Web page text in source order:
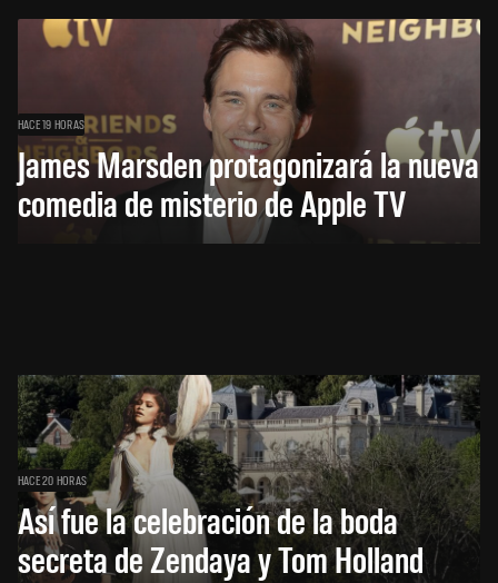
HACE 19 HORAS
James Marsden protagonizará la nueva
comedia de misterio de Apple TV
HACE 20 HORAS
Así fue la celebración de la boda
secreta de Zendaya y Tom Holland